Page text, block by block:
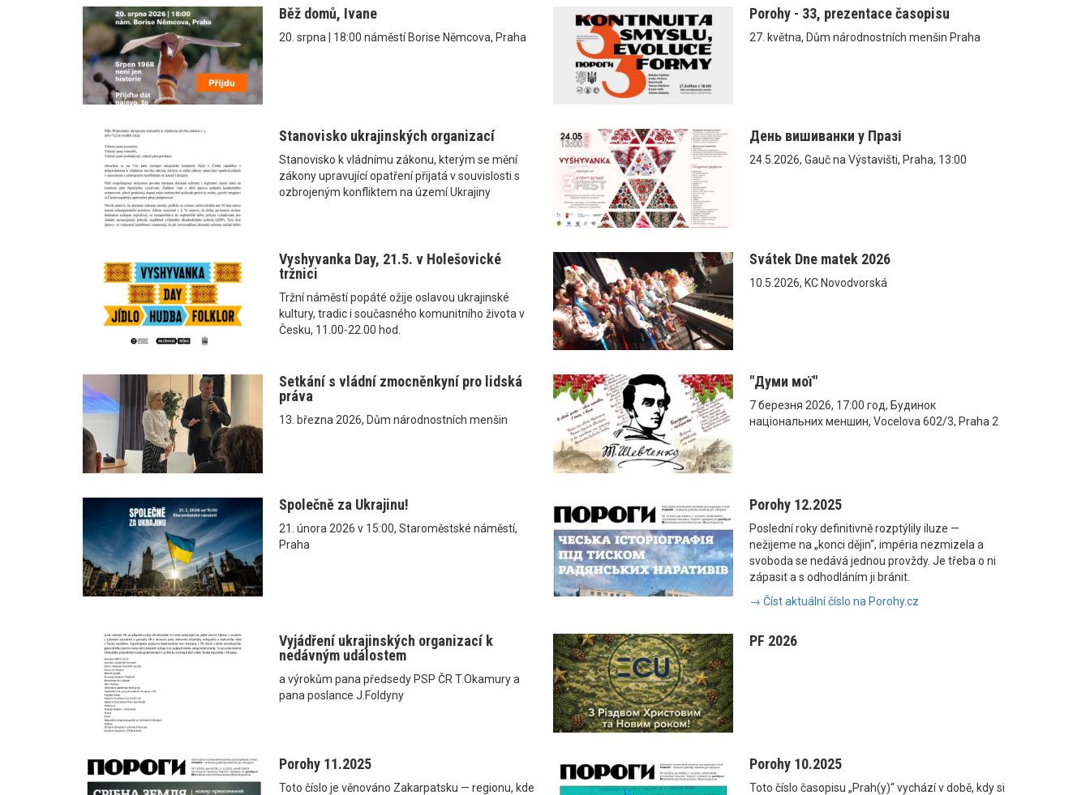
Běž domů, Ivane
20. srpna | 18:00 náměstí Borise Němcova, Praha
Porohy - 33, prezentace časopisu
27. května, Dům národnostních menšin Praha
Stanovisko ukrajinských organizací
Stanovisko k vládnímu zákonu, kterým se mění
zákony upravující opatření přijatá v souvislosti s
ozbrojeným konfliktem na území Ukrajiny
День вишиванки у Празі
24.5.2026, Gauč na Výstavišti, Praha, 13:00
Vyshyvanka Day, 21.5. v Holešovické
tržnici
Tržní náměstí popáté ožije oslavou ukrajinské
kultury, tradic i současného komunitního života v
Česku, 11.00-22.00 hod.
Svátek Dne matek 2026
10.5.2026, KC Novodvorská
Setkání s vládní zmocněnkyní pro lidská
práva
13. března 2026, Dům národnostních menšin
"Думи мої"
7 березня 2026, 17:00 год, Будинок
національних меншин, Vocelova 602/3, Praha 2
Společně za Ukrajinu!
21. února 2026 v 15:00, Staroměstské náměstí,
Praha
Porohy 12.2025
Poslední roky definitivně rozptýlily iluze —
nežijeme na „konci dějin“, impéria nezmizela a
svoboda se nedává jednou provždy. Je třeba o ni
zápasit a s odhodláním ji bránit.
→ Číst aktuální číslo na Porohy.cz
Vyjádření ukrajinských organizací k
nedávným událostem
a výrokům pana předsedy PSP ČR T.Okamury a
pana poslance J.Foldyny
PF 2026
Porohy 11.2025
Toto číslo je věnováno Zakarpatsku — regionu, kde
Porohy 10.2025
Toto číslo časopisu „Prah(y)“ vychází v době, kdy si